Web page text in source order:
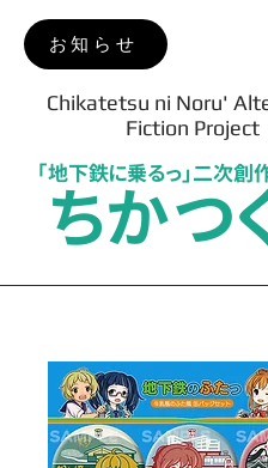
お知らせ
Chikatetsu ni Noru'
Fiction Project
ちかつ
「地下鉄に乗るっ」二次創